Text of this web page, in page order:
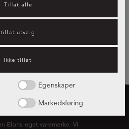
Tillat alle
tillat utvalg
Ikke tillat
Egenskaper
Markedsføring
Elons eget varemerke. Vi